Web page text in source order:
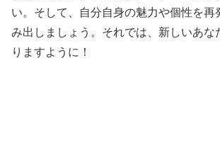
い。そして、自分自身の魅力や個性を再
み出しましょう。それでは、新しいあな
りますように！